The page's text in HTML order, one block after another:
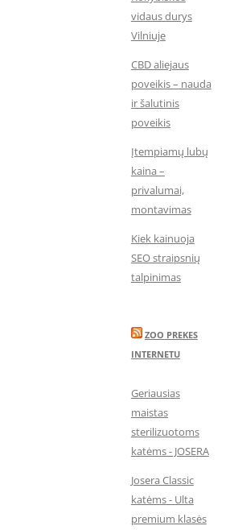
vidaus durys
Vilniuje
CBD aliejaus
poveikis – nauda
ir šalutinis
poveikis
Įtempiamų lubų
kaina –
privalumai,
montavimas
Kiek kainuoja
SEO straipsnių
talpinimas
ZOO PREKES
INTERNETU
Geriausias
maistas
sterilizuotoms
katėms - JOSERA
Josera Classic
katėms - Ulta
premium klasės